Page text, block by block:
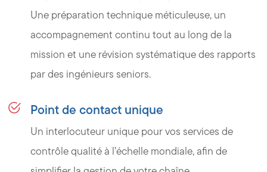
Une préparation technique méticuleuse, un
accompagnement continu tout au long de la
mission et une révision systématique des rapports
par des ingénieurs seniors.
Point de contact unique
Un interlocuteur unique pour vos services de
contrôle qualité à l’échelle mondiale, afin de